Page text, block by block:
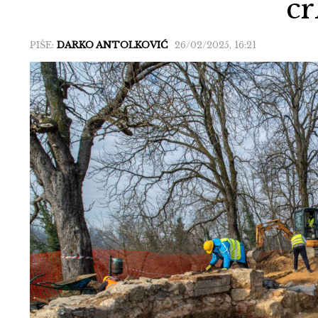
PIŠE: DARKO ANTOLKOVIĆ 26/02/2025, 16:21